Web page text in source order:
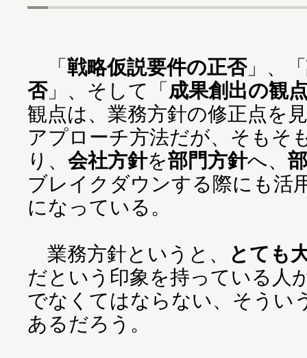
「戦略仮説要件の正否」、「
否」、そして「成果創出の観
観点は、業務方針の修正点を
アプローチ方法だが、そもそ
り、 会社方針を部門方針へ、
ブレイクダウンする際にも活
になっている。
業務方針というと、
とても
だという印象を持っている人
でなくてはならない、そうい
あるだろう。